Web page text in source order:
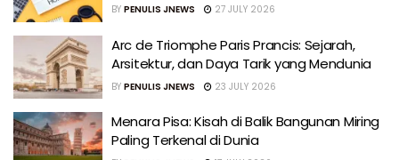
BY PENULIS JNEWS 27 JULY 2026
Arc de Triomphe Paris Prancis: Sejarah,
Arsitektur, dan Daya Tarik yang Mendunia
BY PENULIS JNEWS 23 JULY 2026
Menara Pisa: Kisah di Balik Bangunan Miring
Paling Terkenal di Dunia